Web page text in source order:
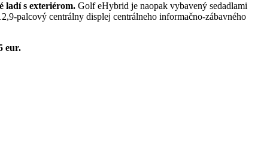
ladí s exteriérom. Golf eHybrid je naopak vybavený sedadlami
palcový centrálny displej centrálneho informačno-zábavného
eur.